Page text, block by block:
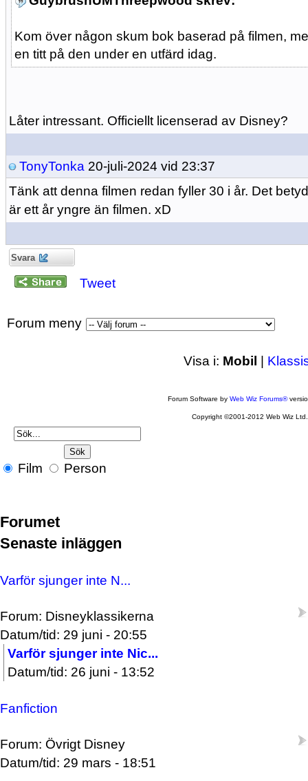
Kom över någon skum bok baserad på filmen,
en titt på den under en utfärd idag.
Låter intressant. Officiellt licenserad av Disney?
TonyTonka 20-juli-2024 vid 23:37
Tänk att denna filmen redan fyller 30 i år. Det
är ett år yngre än filmen. xD
Svara
Tweet
Forum meny
Visa i: Mobil |
Forum Software byWeb Wiz Forums®
Copyright ©2001-2012 Web Wiz Ltd.
Film Person
Forumet
Senaste inläggen
Varför sjunger inte N...
Forum: Disneyklassikerna
Datum/tid: 29 juni - 20:55
Varför sjunger inte Nic...
Datum/tid: 26 juni - 13:52
Fanfiction
Forum: Övrigt Disney
Datum/tid: 29 mars - 18:51